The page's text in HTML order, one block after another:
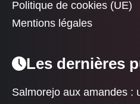
Politique de cookies (UE)
Mentions légales
Les dernières
Salmorejo aux amandes :